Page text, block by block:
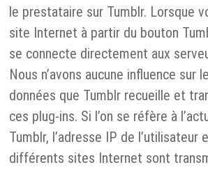
le prestataire sur Tumblr. Lorsque
site Internet à partir du bouton
se connecte directement aux
Nous n’avons aucune influence sur
données que Tumblr recueille et
ces plug-ins. Si l’on se réfère à
Tumblr, l’adresse IP de l’utilisateur
différents sites Internet sont